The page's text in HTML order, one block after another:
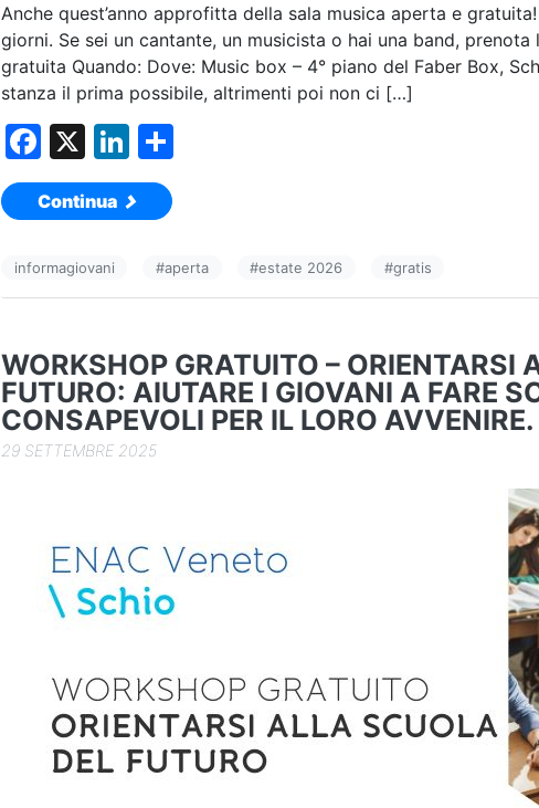
Anche quest’anno approfitta della sala musica aperta e
giorni. Se sei un cantante, un musicista o hai una band, prenota
gratuita Quando: Dove: Music box – 4° piano del Faber Box,
stanza il prima possibile, altrimenti poi non ci […]
F
a
c
b
o
k
X
Li
n
k
dI vi
Continua
informagiovani #aperta #estate 2026 #gratis
WORKSHOP GRATUITO – ORIENTARSI
FUTURO: AIUTARE I GIOVANI A FARE
CONSAPEVOLI PER IL LORO AVVENIRE.
29 SETTEMBRE 2025